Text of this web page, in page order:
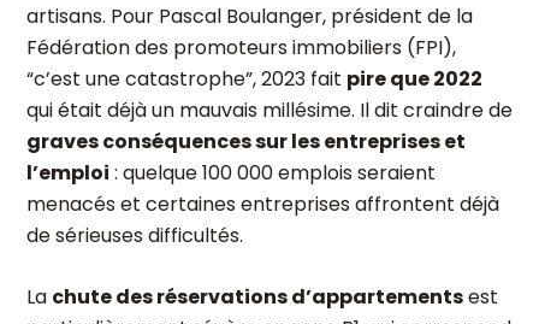
artisans. Pour Pascal Boulanger, président de la
Fédération des promoteurs immobiliers (FPI),
“c’est une catastrophe”, 2023 fait pire que 2022
qui était déjà un mauvais millésime. Il dit craindre de
graves conséquences sur les entreprises et
l’emploi : quelque 100 000 emplois seraient
menacés et certaines entreprises affrontent déjà
de sérieuses difficultés.
La chute des réservations d’appartementsest